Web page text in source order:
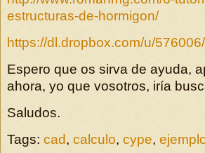
estructuras-de-hormigon/
https://dl.dropbox.com/u/
Espero que os sirva de ayuda,
ahora, yo que vosotros, iría
Saludos.
Tags: cad, calculo, cype,